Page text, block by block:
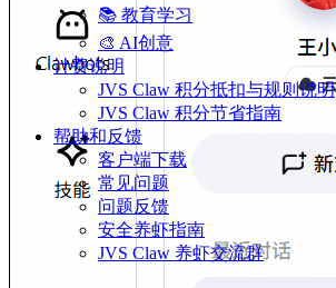
📚 教育学习
🎨 AI创意
计费说明
JVS Claw 积分抵扣与规则说明
JVS Claw 积分节省指南
帮助和反馈
客户端下载
常见问题
问题反馈
安全养虾指南
JVS Claw 养虾交流群